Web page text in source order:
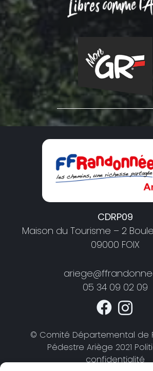
CDRP09
Maison du Tourisme – 2
09000 FOIX
05 34 09 02 09
© Comité Départemental de
Pédestre Ariège 2021
confidentialité